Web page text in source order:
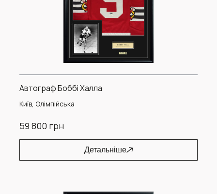
Автограф Боббі Халла
Київ, Олімпійська
59 800 грн
Детальніше